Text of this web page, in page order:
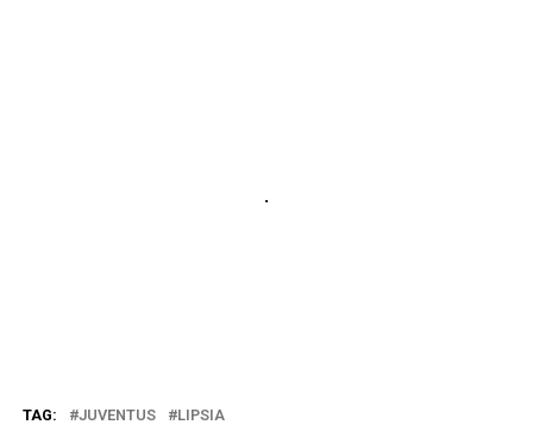
.
TAG: JUVENTUS LIPSIA